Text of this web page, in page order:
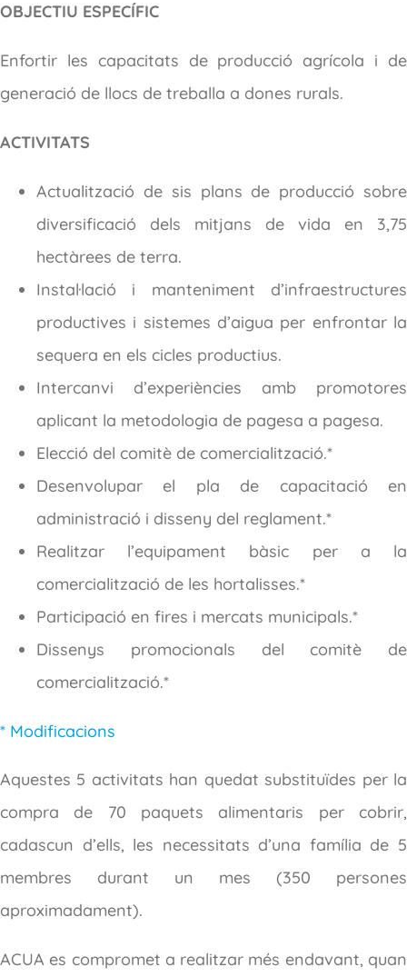
OBJECTIU ESPECÍFIC
Enfortir les capacitats de producció agrícola i de
generació de llocs de treballa a dones rurals.
ACTIVITATS
Actualització de sis plans de producció sobre
diversificació dels mitjans de vida en 3,75
hectàrees de terra.
Instal·lació i manteniment d’infraestructures
productives i sistemes d’aigua per enfrontar la
sequera en els cicles productius.
Intercanvi d’experiències amb promotores
aplicant la metodologia de pagesa a pagesa.
Elecció del comitè de comercialització.*
Desenvolupar el pla de capacitació en
administració i disseny del reglament.*
Realitzar l’equipament bàsic per a la
comercialització de les hortalisses.*
Participació en fires i mercats municipals.*
Dissenys promocionals del comitè de
comercialització.*
* Modificacions
Aquestes 5 activitats han quedat substituïdes per la
compra de 70 paquets alimentaris per cobrir,
cadascun d’ells, les necessitats d’una família de 5
membres durant un mes (350 persones
aproximadament).
ACUA es compromet a realitzar més endavant, quan